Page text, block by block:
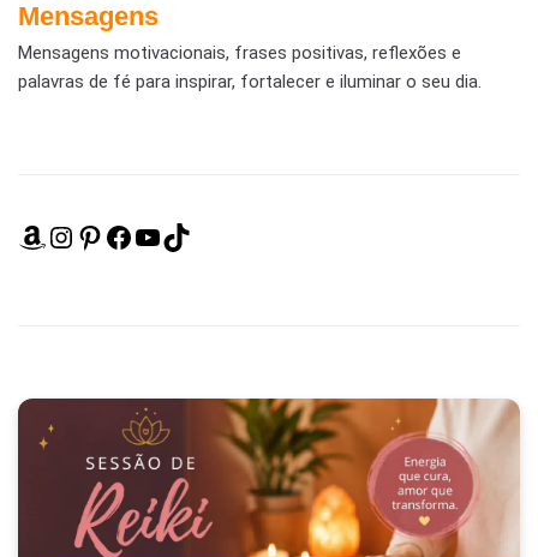
Mensagens
Mensagens motivacionais, frases positivas, reflexões e
palavras de fé para inspirar, fortalecer e iluminar o seu dia.